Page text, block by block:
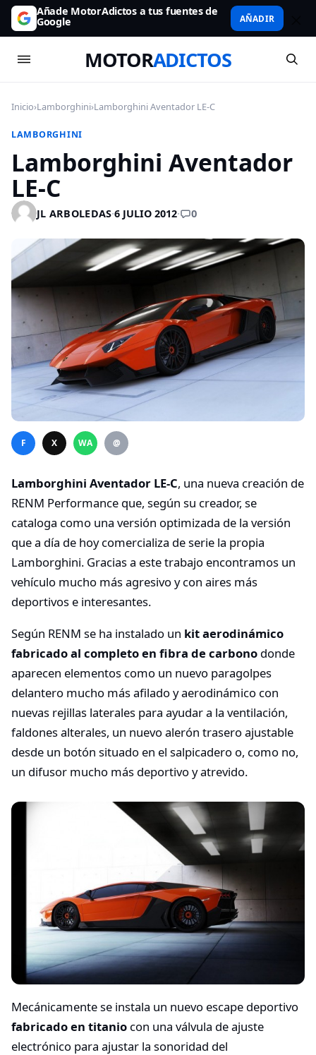
Añade MotorAdictos a tus fuentes de
Google AÑADIR
MOTORADICTOS
Inicio›Lamborghini›Lamborghini Aventador LE-C
LAMBORGHINI
Lamborghini Aventador
LE-C
JL ARBOLEDAS·6 JULIO 2012· 0
F X WA @
Lamborghini Aventador LE-C, una nueva creación de
RENM Performance que, según su creador, se
cataloga como una versión optimizada de la versión
que a día de hoy comercializa de serie la propia
Lamborghini. Gracias a este trabajo encontramos un
vehículo mucho más agresivo y con aires más
deportivos e interesantes.
Según RENM se ha instalado un kit aerodinámico
fabricado al completo en fibra de carbono donde
aparecen elementos como un nuevo paragolpes
delantero mucho más afilado y aerodinámico con
nuevas rejillas laterales para ayudar a la ventilación,
faldones alterales, un nuevo alerón trasero ajustable
desde un botón situado en el salpicadero o, como no,
un difusor mucho más deportivo y atrevido.
Mecánicamente se instala un nuevo escape deportivo
fabricado en titanio con una válvula de ajuste
electrónico para ajustar la sonoridad del